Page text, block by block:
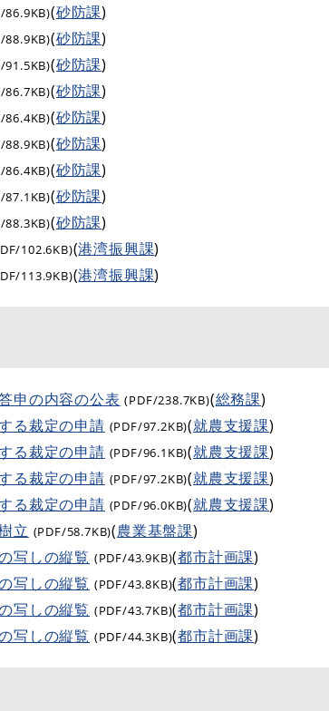
86.9KB)(砂防課)
88.9KB)(砂防課)
91.5KB)(砂防課)
86.7KB)(砂防課)
86.4KB)(砂防課)
88.9KB)(砂防課)
86.4KB)(砂防課)
87.1KB)(砂防課)
88.3KB)(砂防課)
102.6KB)(港湾振興課)
113.9KB)(港湾振興課)
申の内容の公表 (PDF/238.7KB)(総務課)
る裁定の申請 (PDF/97.2KB)(就農支援課)
る裁定の申請 (PDF/96.1KB)(就農支援課)
る裁定の申請 (PDF/97.2KB)(就農支援課)
る裁定の申請 (PDF/96.0KB)(就農支援課)
立 (PDF/58.7KB)(農業基盤課)
写しの縦覧 (PDF/43.9KB)(都市計画課)
写しの縦覧 (PDF/43.8KB)(都市計画課)
写しの縦覧 (PDF/43.7KB)(都市計画課)
写しの縦覧 (PDF/44.3KB)(都市計画課)